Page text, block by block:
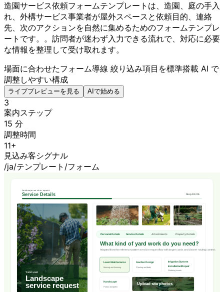
造園サービス依頼フォームテンプレートは、造園、庭の手入
れ、外構サービス事業者が屋外スペースと依頼目的、連絡
先、次のアクションを自然に集めるためのフォームテンプレ
ートです。。訪問者が迷わず入力できる流れで、対応に必要
な情報を整理して受け取れます。
場面に合わせたフォーム導線 絞り込み項目を標準搭載 AI で
調整しやすい構成
ライブプレビューを見る AIで始める
3
案内ステップ
15 分
調整時間
11+
見込み客シグナル
/ja/テンプレート/フォーム